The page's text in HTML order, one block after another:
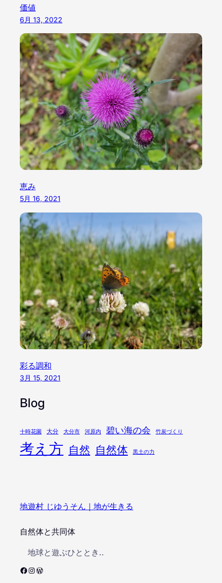
価値
6月 13, 2022
恵み
5月 16, 2021
彩る調和
3月 15, 2021
Blog
十時花園 大分 大分市 河原内 碧い海の会 竹炭づくり
考え方 自然 自然体 黒土の力
地遊村 じゆうそん｜地が生きる
自然体と共同体
地球と遊ぶひととき..
Facebook Instagram WordPress